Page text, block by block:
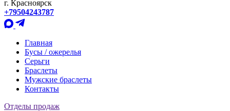
г. Красноярск
+79504243787
Главная
Бусы / ожерелья
Серьги
Браслеты
Мужские браслеты
Контакты
Отделы продаж